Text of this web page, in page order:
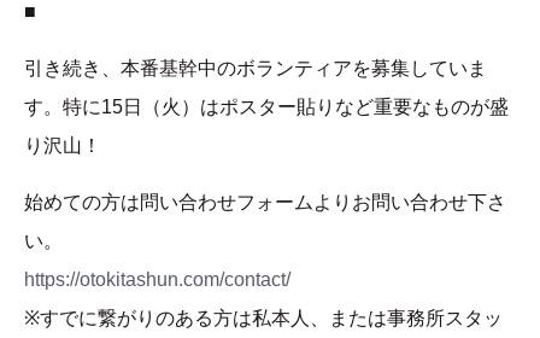
■
引き続き、本番基幹中のボランティアを募集していま
す。特に15日（火）はポスター貼りなど重要なものが盛
り沢山！
始めての方は問い合わせフォームよりお問い合わせ下さ
い。
https://otokitashun.com/contact/
※すでに繋がりのある方は私本人、または事務所スタッ